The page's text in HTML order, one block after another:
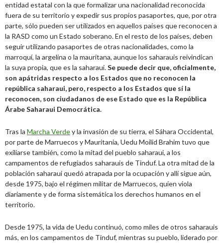
entidad estatal con la que formalizar una nacionalidad reconocida
fuera de su territorio y expedir sus propios pasaportes, que, por otra
parte, sólo pueden ser utilizados en aquellos países que reconocen a
la RASD como un Estado soberano. En el resto de los países, deben
seguir utilizando pasaportes de otras nacionalidades, como la
marroquí, la argelina o la mauritana, aunque los saharauis reivindican
la suya propia, que es la saharaui.Se puede decir que, oficialmente,
son apátridas respecto a los Estados que no reconocen la
república saharaui, pero, respecto a los Estados que sí la
reconocen, son ciudadanos de ese Estado que es la República
Árabe Saharaui Democrática.
Tras la Marcha Verdey la invasión de su tierra, el Sáhara Occidental,
por parte de Marruecos y Mauritania, Uedu Moilid Brahim tuvo que
exiliarse también, como la mitad del pueblo saharaui, a los
campamentos de refugiados saharauis de Tinduf. La otra mitad de la
población saharaui quedó atrapada por la ocupación y allí sigue aún,
desde 1975, bajo el régimen militar de Marruecos, quien viola
diariamente y de forma sistemática los derechos humanos en el
territorio.
Desde 1975, la vida de Uedu continuó, como miles de otros saharauis
más, en los campamentos de Tinduf, mientras su pueblo, liderado por